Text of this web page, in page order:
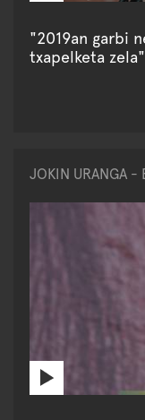
"2019an garbi
txapelketa zela"
JOKIN URANGA -